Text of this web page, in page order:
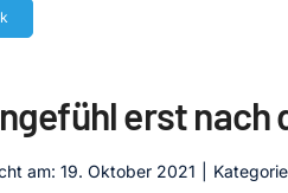
erst nach
am: 19. Oktober 2021